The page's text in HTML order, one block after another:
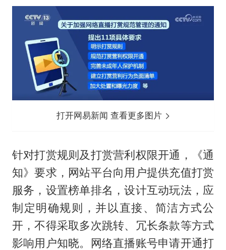
打开网易新闻 查看更多图片
针对打赏规则及打赏营利权限开通，《通
知》要求，网站平台向用户提供充值打赏
服务，设置榜单排名，设计互动玩法，应
制定明确规则，并以直接、简洁方式公
开，不得采取多次跳转、冗长条款等方式
影响用户知晓。网络直播账号申请开通打